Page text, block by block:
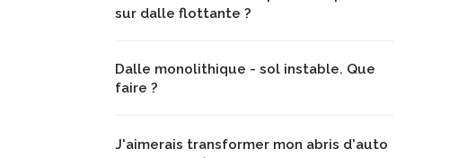
sur dalle flottante ?
Dalle monolithique - sol instable. Que
faire ?
J'aimerais transformer mon abris d'auto